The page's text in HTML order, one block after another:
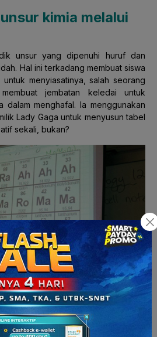
kimia melalui
unsur yang dipenuhi huruf dan
Hal ini terkadang membuat siswa
menyiasatinya, salah seorang
jembatan keledai untuk
dalam menghafal. Ia menggunakan
Lady Gaga untuk menyusun tabel
sekali, bukan?
seperti lagu lady gaga. (Sumber:
di Indonesia, cara mengajar unik ini
kreativitas para pengajar pun akan
jembatan keledai. Tidak ada
metode mengajar yang terlalu